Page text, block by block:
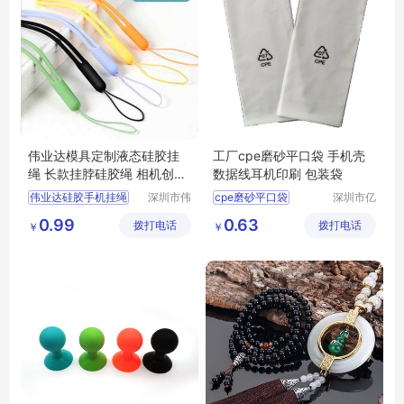
伟业达模具定制液态硅胶挂
绳 长款挂脖硅胶绳 相机创意
弹力绳
伟业达硅胶手机挂绳
伟业达模具定制液态硅胶挂绳
深圳市伟
有限公司
￥ 0.99 拨打电话
工厂cpe磨砂平口袋 手机壳
数据线耳机印刷 包装袋
cpe磨砂平口袋
数据线包装袋
印刷包装袋
深圳市亿
制品有限
￥ 0.63 拨打电话